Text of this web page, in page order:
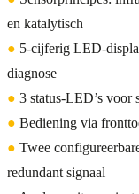
en katalytisch
● 5-cijferig LED-
diagnose
● 3 status-LED’s voor
● Bediening via
● Twee
redundant signaal